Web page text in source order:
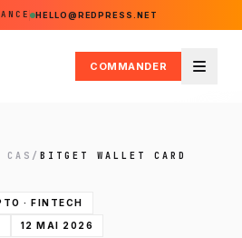
HELLO@REDPRESS.NET
COMMANDER
Menu
CAS / BITGET WALLET CARD
· FINTECH
12 MAI 2026